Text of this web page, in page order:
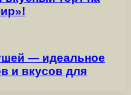
— идеальное
и вкусов для